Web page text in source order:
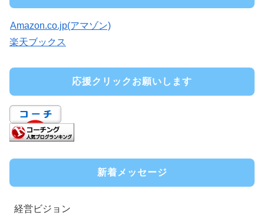
Amazon.co.jp(アマゾン)
楽天ブックス
応援クリックお願いします
新着メッセージ
経営ビジョン